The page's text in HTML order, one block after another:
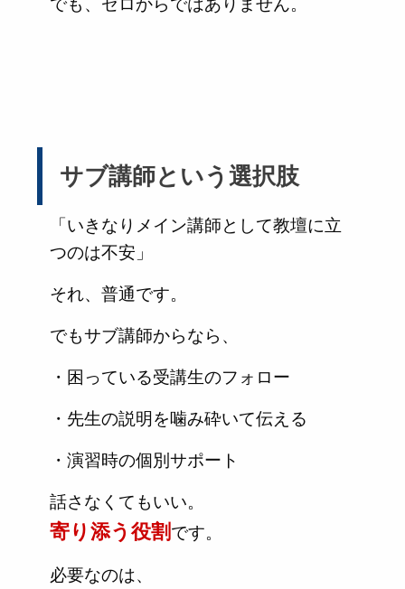
でも、ゼロからではありません。
サブ講師という選択肢
「いきなりメイン講師として教壇に立
つのは不安」
それ、普通です。
でもサブ講師からなら、
・困っている受講生のフォロー
・先生の説明を噛み砕いて伝える
・演習時の個別サポート
話さなくてもいい。
寄り添う役割です。
必要なのは、